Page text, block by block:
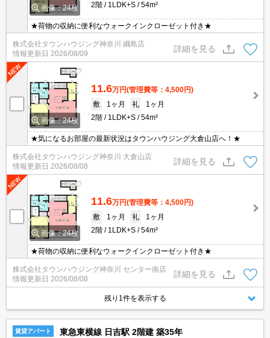
画像：24枚
2階
1LDK+S 54m²
★荷物の収納に便利なウォークインクローゼット付き★
株式会社タウンハウジング神奈川 綱島店
情報更新日 2026/08/09
詳細を見る
画像：24枚
11.6万円(管理費等：4,500円)
敷
1ヶ月 礼
1ヶ月
2階
1LDK+S 54m²
★気になるお部屋の最新状況はタウンハウジング大倉山店へ！★
株式会社タウンハウジング神奈川 大倉山店
情報更新日 2026/08/08
詳細を見る
画像：24枚
11.6万円(管理費等：4,500円)
敷
1ヶ月 礼
1ヶ月
2階
1LDK+S 54m²
★荷物の収納に便利なウォークインクローゼット付き★
株式会社タウンハウジング神奈川 センター南店
情報更新日 2026/08/08
詳細を見る
残り1件を表示する
賃貸アパート 東急東横線 日吉駅 2階建 築35年